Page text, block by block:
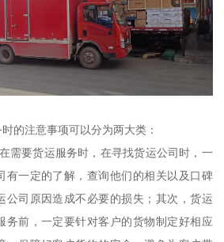
的注意事项可以分为两大类：
需要货运服务时，在寻找货运公司时，一
有一定的了解，查询他们的相关以及口碑
公司原因造成不必要的损失；其次，货运
务前，一定要针对客户的货物制定好相应